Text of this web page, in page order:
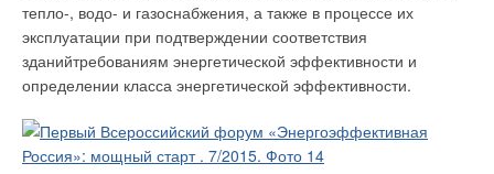
тепло-, водо- и газоснабжения, а также в процессе их
эксплуатации при подтверждении соответствия
зданийтребованиям энергетической эффективности и
определении класса энергетической эффективности.